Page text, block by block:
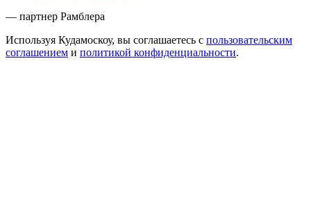
— партнер Рамблера
Используя Кудамоскоу, вы соглашаетесь с пользовательским
соглашением и политикой конфиденциальности.